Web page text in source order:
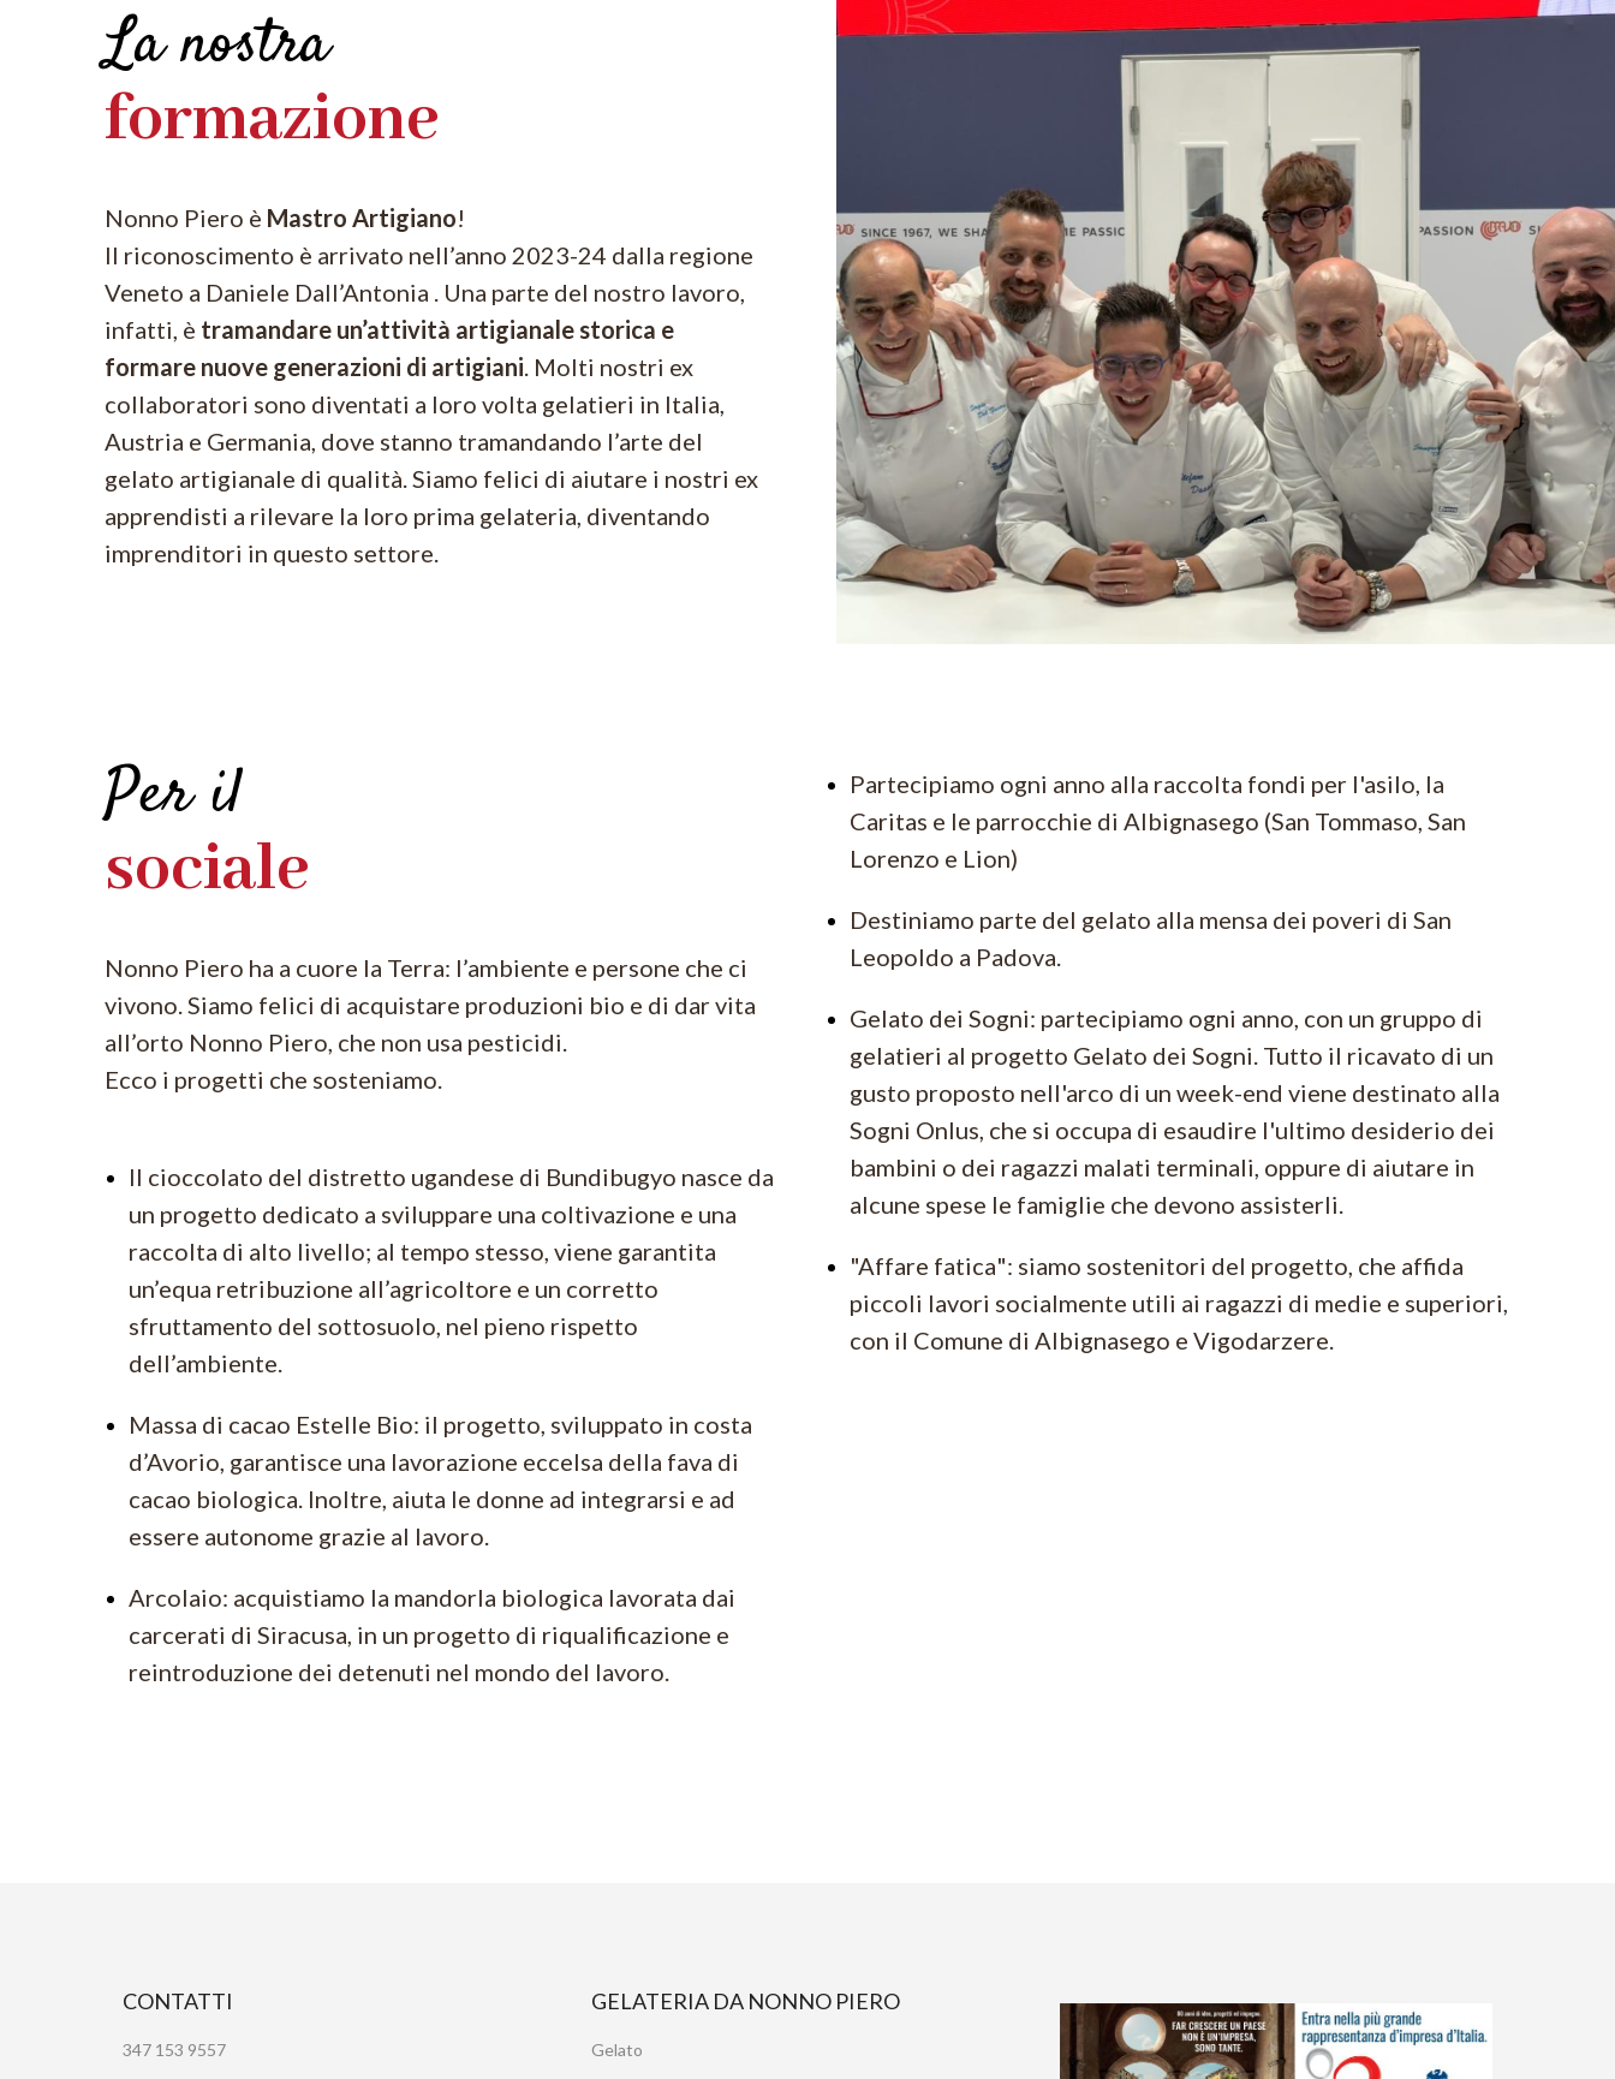
La nostra
formazione
Nonno Piero è Mastro Artigiano!
Il riconoscimento è arrivato nell’anno 2023-24 dalla regione
Veneto a Daniele Dall’Antonia . Una parte del nostro lavoro,
infatti, è tramandare un’attività artigianale storica e
formare nuove generazioni di artigiani. Molti nostri ex
collaboratori sono diventati a loro volta gelatieri in Italia,
Austria e Germania, dove stanno tramandando l’arte del
gelato artigianale di qualità. Siamo felici di aiutare i nostri ex
apprendisti a rilevare la loro prima gelateria, diventando
imprenditori in questo settore.
Per il
sociale
Nonno Piero ha a cuore la Terra: l’ambiente e persone che ci
vivono. Siamo felici di acquistare produzioni bio e di dar vita
all’orto Nonno Piero, che non usa pesticidi.
Ecco i progetti che sosteniamo.
Il cioccolato del distretto ugandese di Bundibugyo nasce da
un progetto dedicato a sviluppare una coltivazione e una
raccolta di alto livello; al tempo stesso, viene garantita
un’equa retribuzione all’agricoltore e un corretto
sfruttamento del sottosuolo, nel pieno rispetto
dell’ambiente.
Massa di cacao Estelle Bio: il progetto, sviluppato in costa
d’Avorio, garantisce una lavorazione eccelsa della fava di
cacao biologica. Inoltre, aiuta le donne ad integrarsi e ad
essere autonome grazie al lavoro.
Arcolaio: acquistiamo la mandorla biologica lavorata dai
carcerati di Siracusa, in un progetto di riqualificazione e
reintroduzione dei detenuti nel mondo del lavoro.
Partecipiamo ogni anno alla raccolta fondi per l'asilo, la
Caritas e le parrocchie di Albignasego (San Tommaso, San
Lorenzo e Lion)
Destiniamo parte del gelato alla mensa dei poveri di San
Leopoldo a Padova.
Gelato dei Sogni: partecipiamo ogni anno, con un gruppo di
gelatieri al progetto Gelato dei Sogni. Tutto il ricavato di un
gusto proposto nell'arco di un week-end viene destinato alla
Sogni Onlus, che si occupa di esaudire l'ultimo desiderio dei
bambini o dei ragazzi malati terminali, oppure di aiutare in
alcune spese le famiglie che devono assisterli.
"Affare fatica": siamo sostenitori del progetto, che affida
piccoli lavori socialmente utili ai ragazzi di medie e superiori,
con il Comune di Albignasego e Vigodarzere.
CONTATTI
347 153 9557
GELATERIA DA NONNO PIERO
Gelato